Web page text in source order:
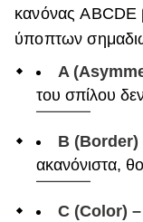
κανόνας ABCDE
ύποπτων
A
του σπίλου
B (Border)
ακανόνιστα,
C (Color)